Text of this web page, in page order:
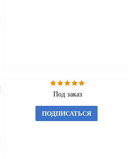
Под заказ
ПОДПИСАТЬСЯ